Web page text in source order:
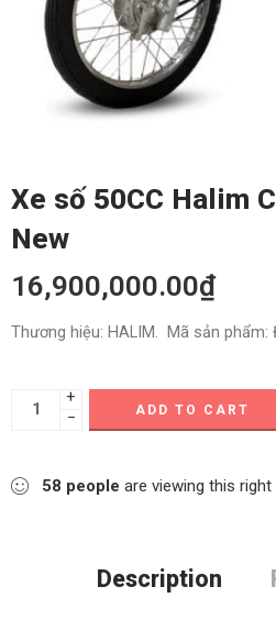
Xe số 50CC Halim
New
16,900,000.00₫
Thương hiệu: HALIM. Mã sản phẩm:
+
−
ADD TO CART
58 people are viewing this
Description